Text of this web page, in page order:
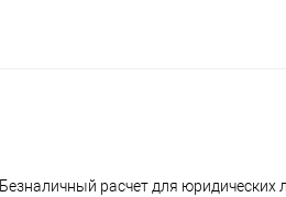
Безналичный расчет для юридических